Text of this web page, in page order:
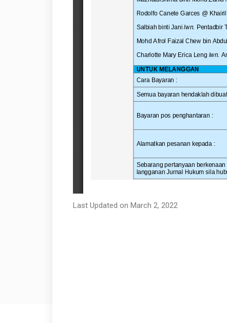
Last Updated on March 2, 2022